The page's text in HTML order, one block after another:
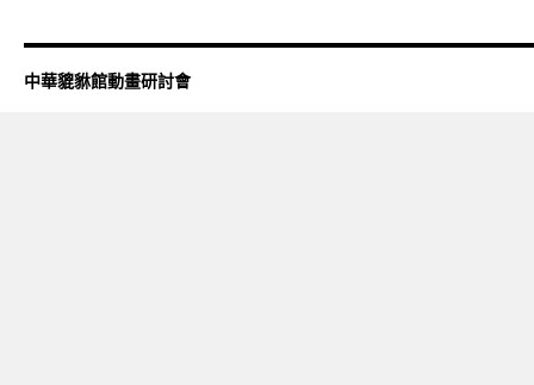
中華貔貅館動畫研討會